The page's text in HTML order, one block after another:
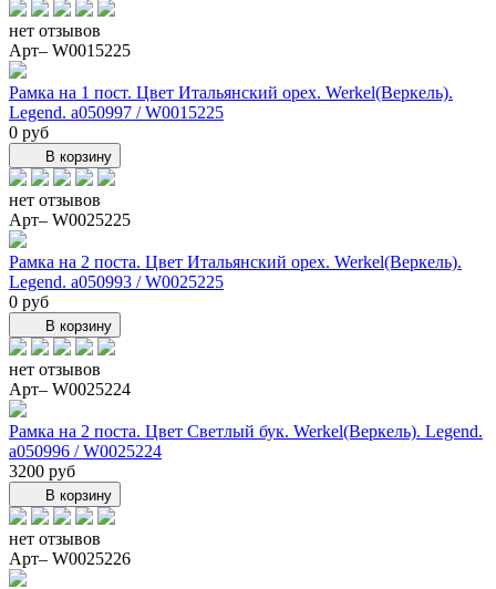
нет отзывов
Арт– W0015225
Рамка на 1 пост. Цвет Итальянский орех. Werkel(Веркель).
Legend. a050997 / W0015225
0 руб
В корзину
нет отзывов
Арт– W0025225
Рамка на 2 поста. Цвет Итальянский орех. Werkel(Веркель).
Legend. a050993 / W0025225
0 руб
В корзину
нет отзывов
Арт– W0025224
Рамка на 2 поста. Цвет Светлый бук. Werkel(Веркель). Legend.
a050996 / W0025224
3200 руб
В корзину
нет отзывов
Арт– W0025226